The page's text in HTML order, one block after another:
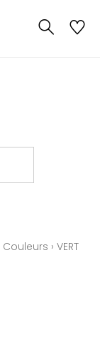
Couleurs › VERT